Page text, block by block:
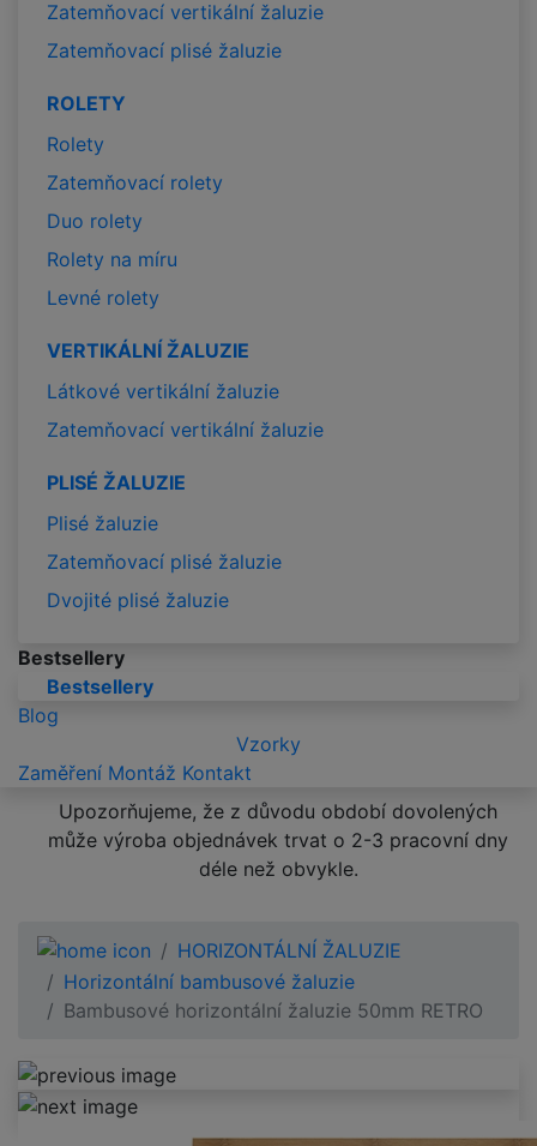
Zatemňovací vertikální žaluzie
Zatemňovací plisé žaluzie
ROLETY
Rolety
Zatemňovací rolety
Duo rolety
Rolety na míru
Levné rolety
VERTIKÁLNÍ ŽALUZIE
Látkové vertikální žaluzie
Zatemňovací vertikální žaluzie
PLISÉ ŽALUZIE
Plisé žaluzie
Zatemňovací plisé žaluzie
Dvojité plisé žaluzie
Bestsellery
Bestsellery
Blog
Vzorky
Zaměření Montáž Kontakt
Upozorňujeme, že z důvodu období dovolených
může výroba objednávek trvat o 2-3 pracovní dny
déle než obvykle.
HORIZONTÁLNÍ ŽALUZIE
Horizontální bambusové žaluzie
Bambusové horizontální žaluzie 50mm RETRO